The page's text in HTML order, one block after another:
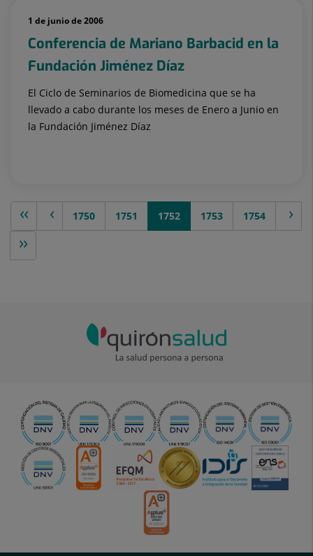
1 de junio de 2006
Conferencia de Mariano Barbacid en la
Fundación Jiménez Díaz
El Ciclo de Seminarios de Biomedicina que se ha
llevado a cabo durante los meses de Enero a Junio en
la Fundación Jiménez Díaz
1750 1751 1752 1753 1754
siguiente >